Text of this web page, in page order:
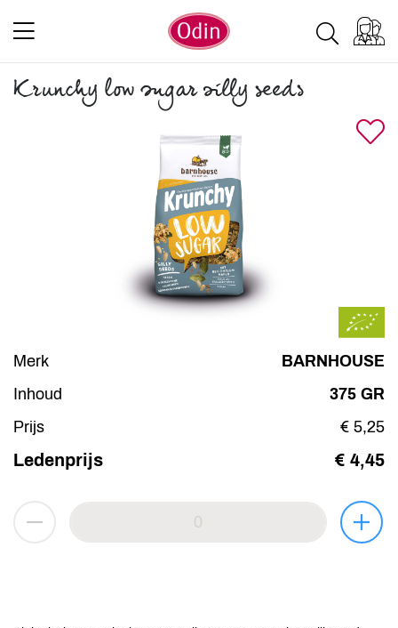
Krunchy low sugar silly seeds
Merk
BARNHOUSE
Inhoud
375 GR
Prijs
€ 5,25
Ledenprijs € 4,45